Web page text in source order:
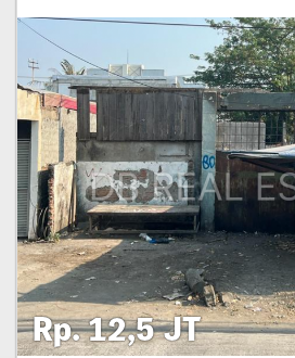
Rp. 12,5 JT